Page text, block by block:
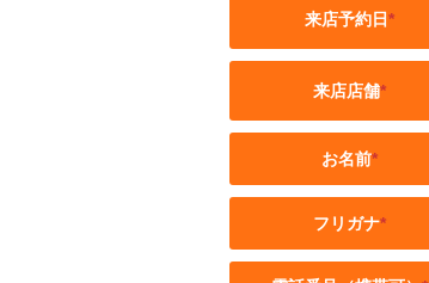
来店予約日*
来店店舗*
お名前*
フリガナ*